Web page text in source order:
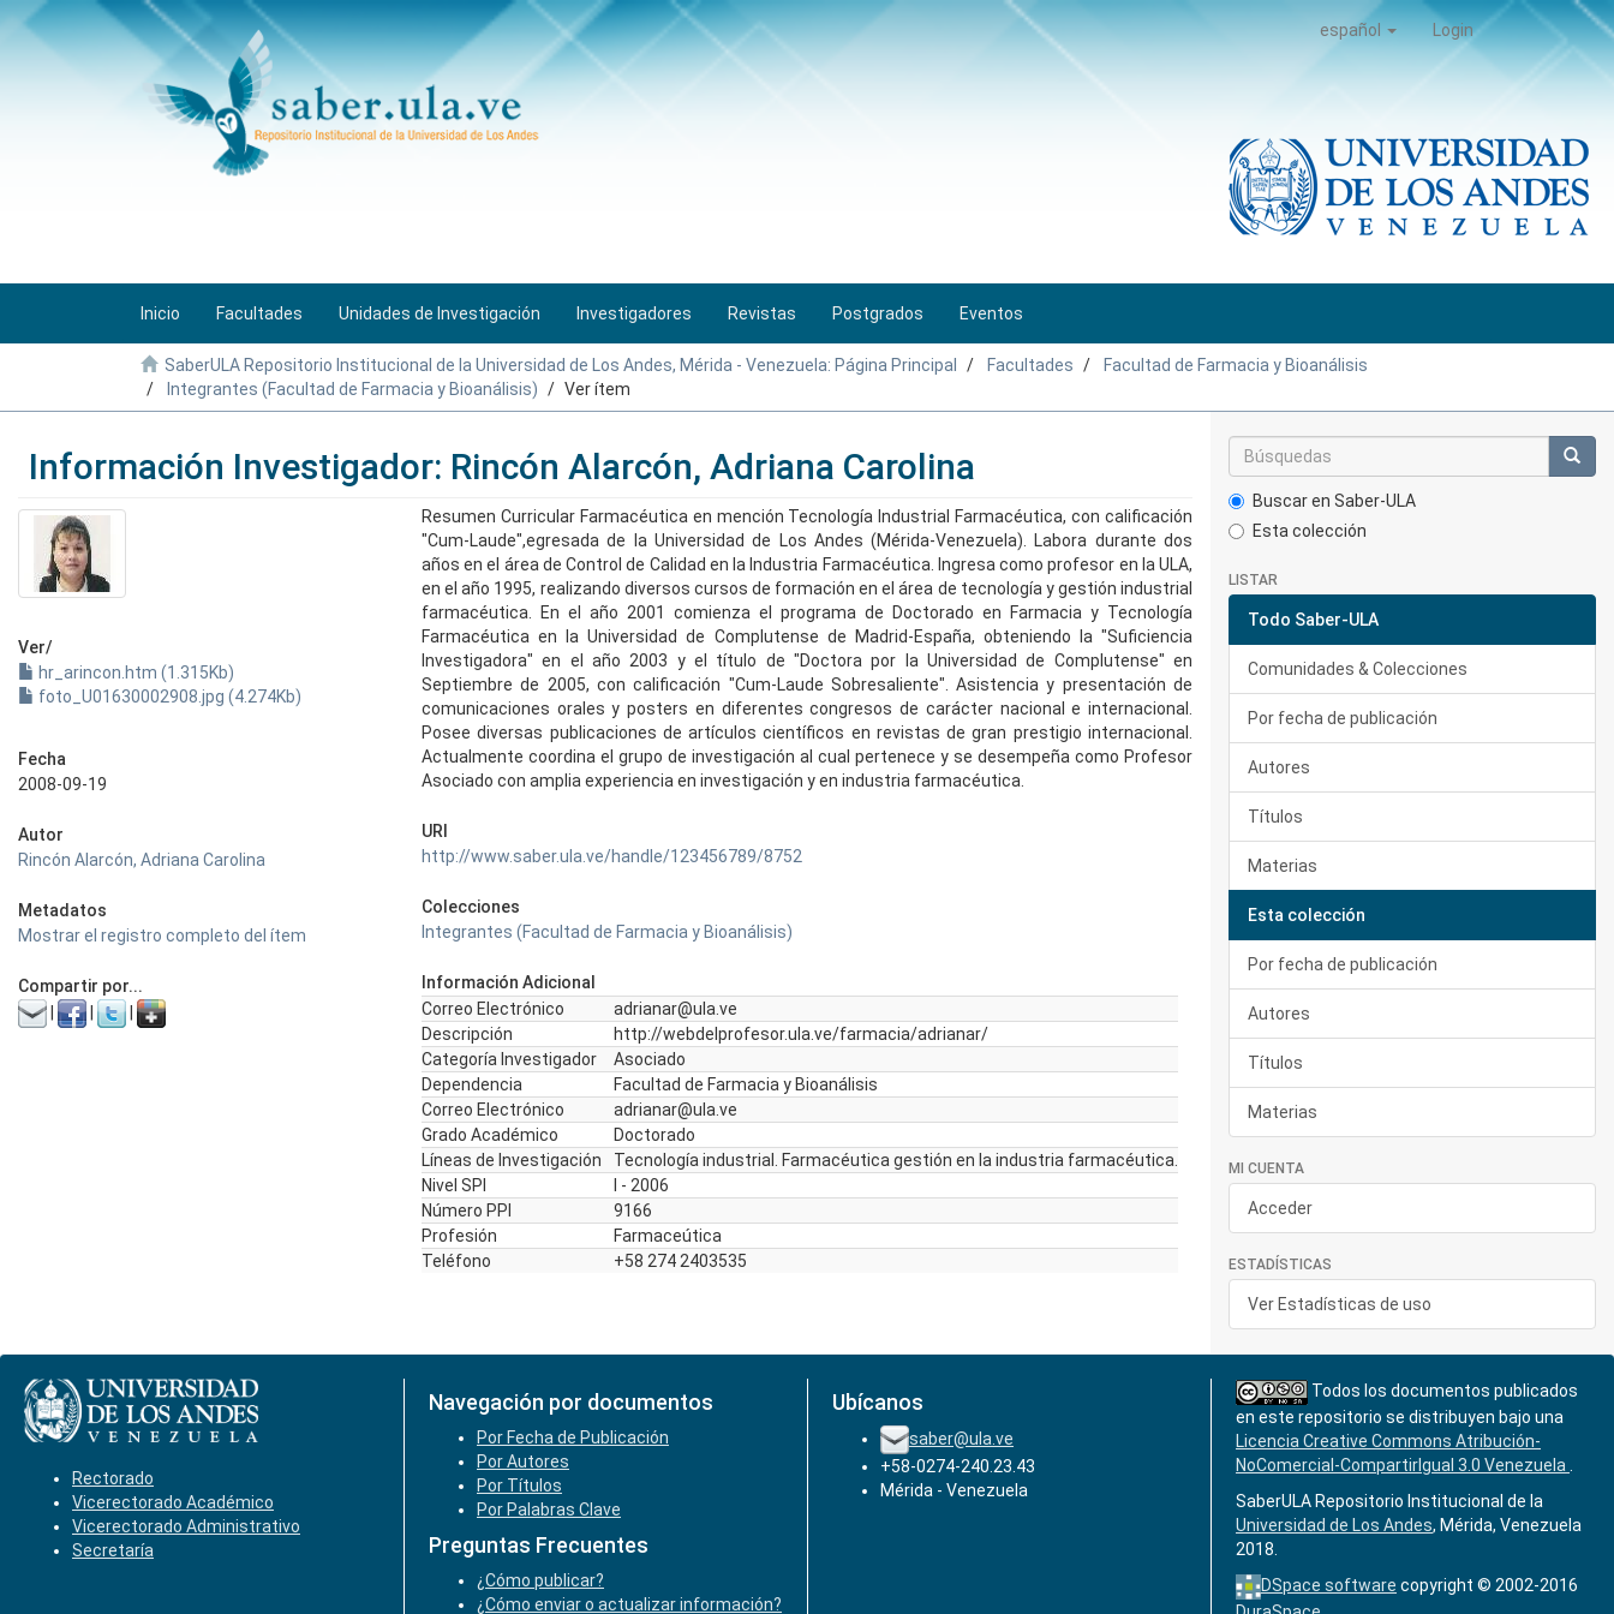
español Login
Inicio Facultades Unidades de Investigación Investigadores Revistas Postgrados Eventos
SaberULA Repositorio Institucional de la Universidad de Los Andes, Mérida - Venezuela: Página Principal Facultades
Facultad de Farmacia y Bioanálisis
Integrantes (Facultad de Farmacia y Bioanálisis)
Ver ítem
Información Investigador: Rincón Alarcón, Adriana Carolina
Ver/
hr_arincon.htm (1.315Kb)
foto_U01630002908.jpg (4.274Kb)
Fecha
2008-09-19
Autor
Rincón Alarcón, Adriana Carolina
Metadatos
Mostrar el registro completo del ítem
Compartir por...
Resumen Curricular Farmacéutica en mención Tecnología Industrial Farmacéutica, con calificación
"Cum-Laude",egresada de la Universidad de Los Andes (Mérida-Venezuela). Labora durante dos
años en el área de Control de Calidad en la Industria Farmacéutica. Ingresa como profesor en la ULA,
en el año 1995, realizando diversos cursos de formación en el área de tecnología y gestión industrial
farmacéutica. En el año 2001 comienza el programa de Doctorado en Farmacia y Tecnología
Farmacéutica en la Universidad de Complutense de Madrid-España, obteniendo la "Suficiencia
Investigadora" en el año 2003 y el título de "Doctora por la Universidad de Complutense" en
Septiembre de 2005, con calificación "Cum-Laude Sobresaliente". Asistencia y presentación de
comunicaciones orales y posters en diferentes congresos de carácter nacional e internacional.
Posee diversas publicaciones de artículos científicos en revistas de gran prestigio internacional.
Actualmente coordina el grupo de investigación al cual pertenece y se desempeña como Profesor
Asociado con amplia experiencia en investigación y en industria farmacéutica.
URI
http://www.saber.ula.ve/handle/123456789/8752
Colecciones
Integrantes (Facultad de Farmacia y Bioanálisis)
Información Adicional
Correo Electrónico
adrianar@ula.ve
Descripción
http://webdelprofesor.ula.ve/farmacia/adrianar/
Categoría Investigador
Asociado
Dependencia
Facultad de Farmacia y Bioanálisis
Correo Electrónico
adrianar@ula.ve
Grado Académico
Doctorado
Líneas de Investigación
Tecnología industrial. Farmacéutica gestión en la industria farmacéutica.
Nivel SPI
I - 2006
Número PPI
9166
Profesión
Farmaceútica
Teléfono
+58 274 2403535
Buscar en Saber-ULA
Esta colección
LISTAR
Todo Saber-ULA
Comunidades & Colecciones
Por fecha de publicación
Autores
Títulos
Materias
Esta colección
Por fecha de publicación
Autores
Títulos
Materias
MI CUENTA
Acceder
ESTADÍSTICAS
Ver Estadísticas de uso
Rectorado
Vicerectorado Académico
Vicerectorado Administrativo
Secretaría
Navegación por documentos
Por Fecha de Publicación
Por Autores
Por Títulos
Por Palabras Clave
Preguntas Frecuentes
¿Cómo publicar?
¿Cómo enviar o actualizar información?
Ubícanos
saber@ula.ve
+58-0274-240.23.43
Mérida - Venezuela
Todos los documentos publicados
en este repositorio se distribuyen bajo una
Licencia Creative Commons Atribución-
NoComercial-CompartirIgual 3.0 Venezuela
SaberULA Repositorio Institucional de la
Universidad de Los Andes, Mérida, Venezuela
2018.
DSpace software copyright © 2002-2016